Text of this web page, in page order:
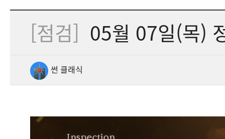
[점검] 05월 07일(목)
썬 클래식